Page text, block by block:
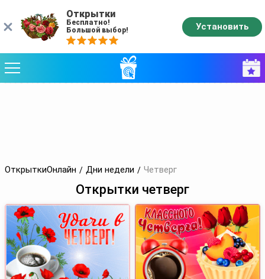
ОткрыткиОнлайн Дни недели Четверг
Открытки четверг
Открытки
Бесплатно!
Большой выбор!
Установить